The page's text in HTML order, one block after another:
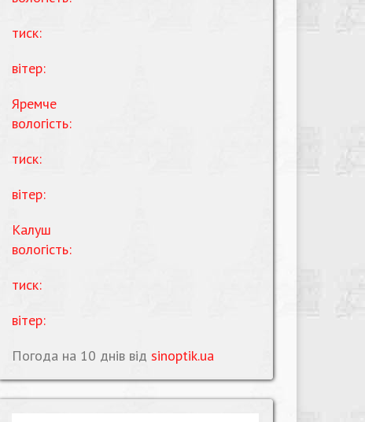
тиск:
вітер:
Яремче
вологість:
тиск:
вітер:
Калуш
вологість:
тиск:
вітер:
Погода на 10 днів від sinoptik.ua